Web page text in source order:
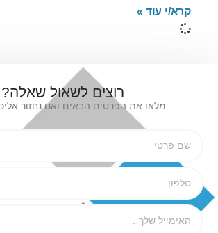
קרא/י עוד »
רוצים לשאול שאלה?
מלאו את הפרטים הבאים ואנו נחזור